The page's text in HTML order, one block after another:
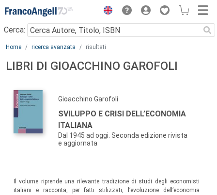
Menu
Cerca:
Main content
Home ricerca avanzata risultati
LIBRI DI GIOACCHINO GAROFOLI
Gioacchino Garofoli
SVILUPPO E CRISI DELL’ECONOMIA
ITALIANA
Dal 1945 ad oggi. Seconda edizione rivista
e aggiornata
Il volume riprende una rilevante tradizione di studi degli economisti
italiani e racconta, per fatti stilizzati, l’evoluzione dell’economia